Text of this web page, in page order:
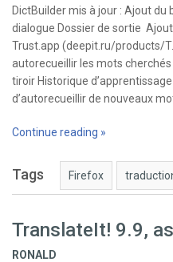
DictBuilder mis à jour : Ajout du
dialogue Dossier de sortie
Trust.app (deepit.ru/products/
autorecueillir les mots cherchés
tiroir Historique
d’autorecueillir de nouveaux
Continue reading »
Tags Firefox
TranslateIt! 9.9,
RONALD